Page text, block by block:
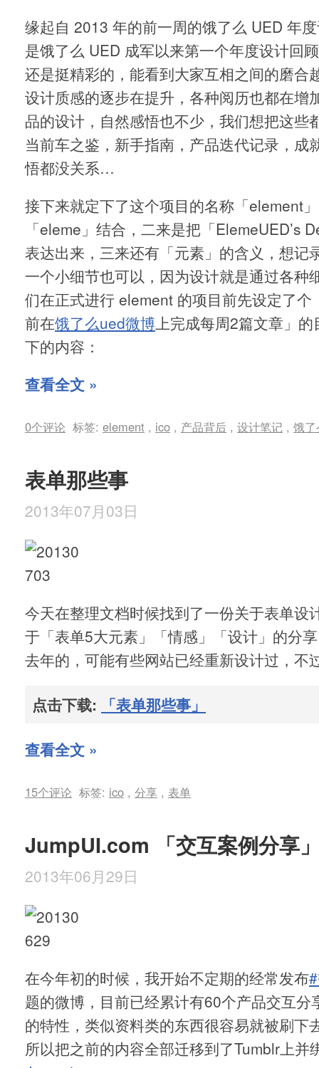
缘起自 2013 年的前一周的饿了么 UED 年
是饿了么 UED 成军以来第一个年度设计回
还是挺精彩的，能看到大家互相之间的磨合
设计质感的逐步在提升，各种阅历也都在增
品的设计，自然感悟也不少，我们想把这些
当前车之鉴，新手指南，产品迭代记录，成
悟都没关系…
接下来就定下了这个项目的名称「element
「eleme」结合，二来是把「ElemeUED’s
表达出来，三来还有「元素」的含义，想记
一个小细节也可以，因为设计就是通过各种
们在正式进行 element 的项目前先设定了
前在饿了么ued微博上完成每周2篇文章」
下的内容：
查看全文 »
0个评论 标签: element , ico , 产品背后 , 设计笔记 , 饿
表单那些事
2013年07月03日
今天在整理文档时候找到了一份关于表单设
于「表单5大元素」「情感」「设计」的分
去年的，可能有些网站已经重新设计过，不
点击下载: 「表单那些事」
查看全文 »
15个评论 标签: ico , 分享 , 表单
JumpUI.com 「交互案例分享
2013年06月29日
在今年初的时候，我开始不定期的经常发布
题的微博，目前已经累计有60个产品交互分
的特性，类似资料类的东西很容易就被刷下
所以把之前的内容全部迁移到了Tumblr上并